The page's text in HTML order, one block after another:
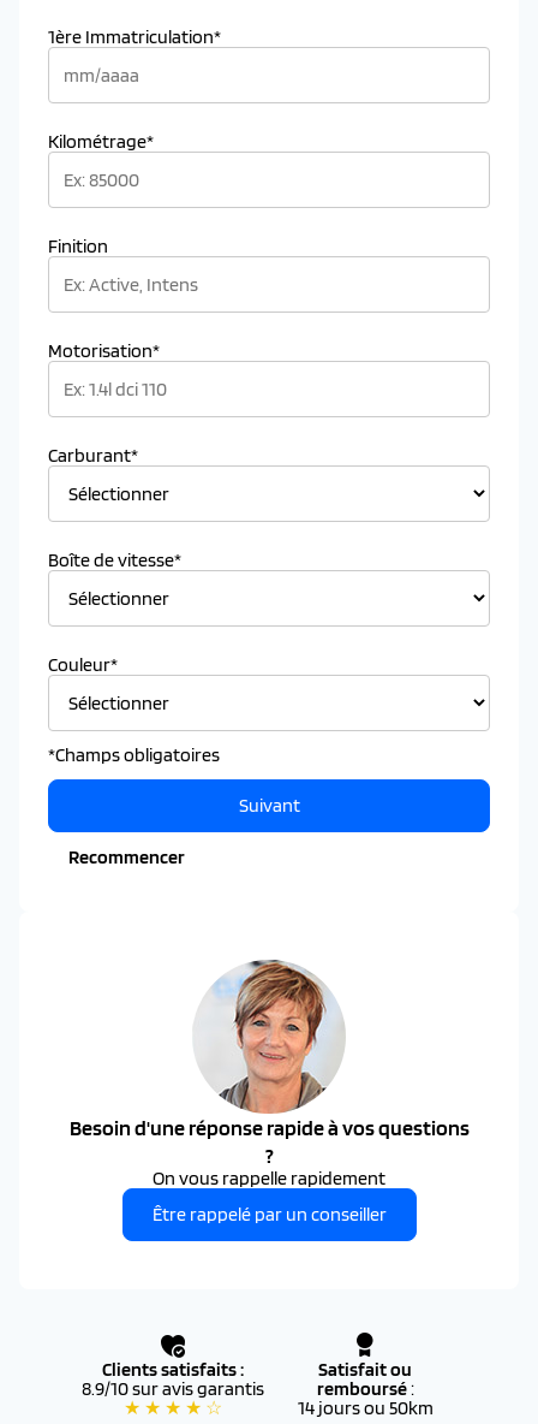
1ère Immatriculation*
Kilométrage*
Finition
Motorisation*
Carburant*
Boîte de vitesse*
Couleur*
*Champs obligatoires
Recommencer
Suivant
Besoin d'une réponse rapide à vos questions
?
On vous rappelle rapidement
Être rappelé par un conseiller
Clients satisfaits :
8.9/10 sur avis garantis
★ ★ ★ ★ ☆
Satisfait ou
remboursé:
14 jours ou 50km